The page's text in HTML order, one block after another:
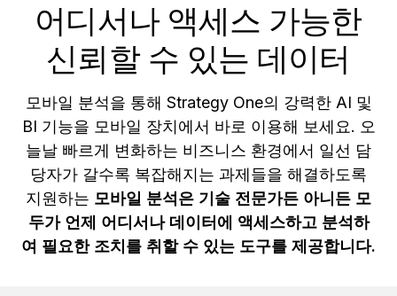
어디서나 액세스 가능한
신뢰할 수 있는 데이터
모바일 분석을 통해 Strategy One의 강력한 AI 및
BI 기능을 모바일 장치에서 바로 이용해 보세요. 오
늘날 빠르게 변화하는 비즈니스 환경에서 일선 담
당자가 갈수록 복잡해지는 과제들을 해결하도록
지원하는 모바일 분석은 기술 전문가든 아니든 모
두가 언제 어디서나 데이터에 액세스하고 분석하
여 필요한 조치를 취할 수 있는 도구를 제공합니다.